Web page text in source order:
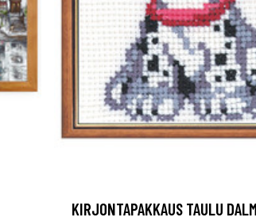
KIRJONTAPAKKAUS TAULU